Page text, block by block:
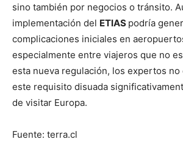
sino también por negocios o tránsito.
implementación del ETIAS podría
complicaciones iniciales en
especialmente entre viajeros que no
esta nueva regulación, los expertos no
este requisito disuada
de visitar Europa.
Fuente: terra.cl